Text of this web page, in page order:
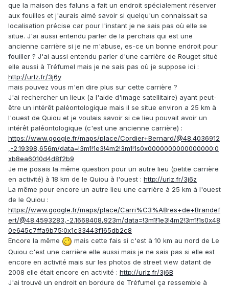
que la maison des faluns a fait un endroit spécialement réserver
aux fouilles et j'aurais aimé savoir si quelqu'un connaissait sa
localisation précise car pour l'instant je ne sais pas où elle se
situe. J'ai aussi entendu parler de la perchais qui est une
ancienne carrière si je ne m'abuse, es-ce un bonne endroit pour
fouiller ? J'ai aussi entendu parler d'une carrière de Rouget situé
elle aussi à Tréfumel mais je ne sais pas où je suppose ici :
http://urlz.fr/3j6y
mais pouvez vous m'en dire plus sur cette carrière ?
J'ai rechercher un lieux (a l'aide d'image satellitaire) ayant peut-
être un intérêt paléontologique mais il se situe environ a 25 km à
l'ouest de Quiou et je voulais savoir si ce lieu pouvait avoir un
intérêt paléontologique (c'est une ancienne carrière) :
https://www.google.fr/maps/place/Cordier+Bernard/@48.4036912
,-2.19398,656m/data=!3m1!1e3!4m2!3m1!1s0x0000000000000000:0
xb8ea6010d4d8f2b9
Je me posais la même question pour un autre lieu (petite carrière
en activité) à 18 km de le Quiou à l'ouest : http://urlz.fr/3j6z
La même pour encore un autre lieu une carrière à 25 km à l'ouest
de le Quiou :
https://www.google.fr/maps/place/Carri%C3%A8res+de+Brandef
ert/@48.4593283,-2.1668408,923m/data=!3m1!1e3!4m2!3m1!1s0x48
0e645c7ffa9b75:0x1c33443f165db2c8
Encore la même
mais cette fais si c'est à 10 km au nord de Le
Quiou c'est une carrière elle aussi mais je ne sais pas si elle est
encore en activité mais sur les photos de street view datant de
2008 elle était encore en activité : http://urlz.fr/3j6B
J'ai trouvé un endroit en bordure de Tréfumel ça ressemble à